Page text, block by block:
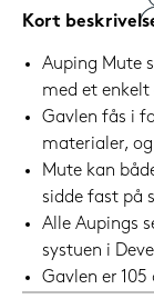
Kort
Auping Mute
med et
Gavlen fås i
materialer,
Mute kan
sidde fast på
Alle Aupings
systuen i
Gavlen er